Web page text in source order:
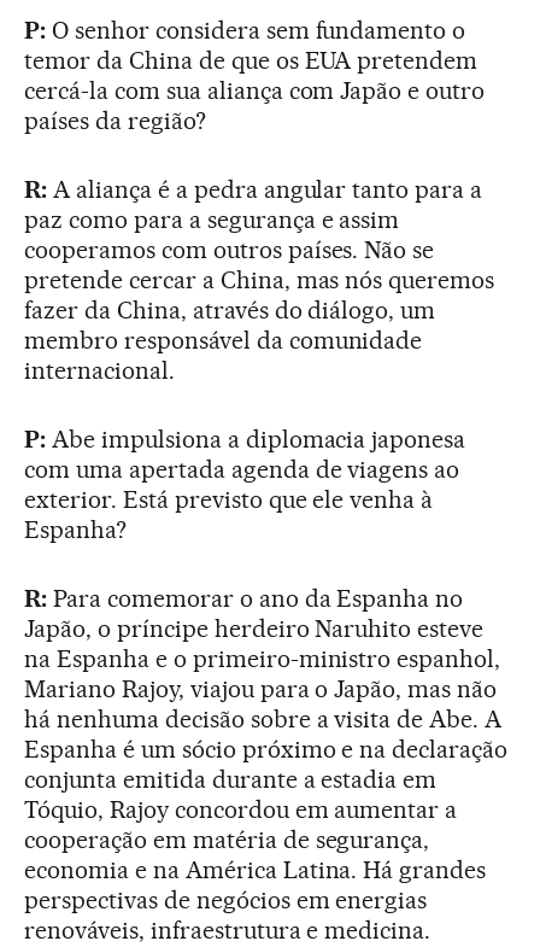
P:O senhor considera sem fundamento o
temor da China de que os EUA pretendem
cercá-la com sua aliança com Japão e outro
países da região?
R:A aliança é a pedra angular tanto para a
paz como para a segurança e assim
cooperamos com outros países. Não se
pretende cercar a China, mas nós queremos
fazer da China, através do diálogo, um
membro responsável da comunidade
internacional.
P:Abe impulsiona a diplomacia japonesa
com uma apertada agenda de viagens ao
exterior. Está previsto que ele venha à
Espanha?
R:Para comemorar o ano da Espanha no
Japão, o príncipe herdeiro Naruhito esteve
na Espanha e o primeiro-ministro espanhol,
Mariano Rajoy, viajou para o Japão, mas não
há nenhuma decisão sobre a visita de Abe. A
Espanha é um sócio próximo e na declaração
conjunta emitida durante a estadia em
Tóquio, Rajoy concordou em aumentar a
cooperação em matéria de segurança,
economia e na América Latina. Há grandes
perspectivas de negócios em energias
renováveis, infraestrutura e medicina.